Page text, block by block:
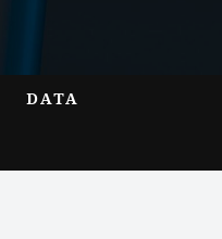
DATA